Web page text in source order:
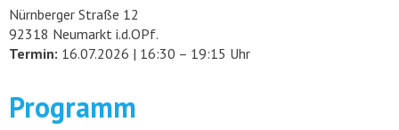
Nürnberger Straße 12
92318 Neumarkt i.d.OPf.
Termin: 16.07.2026 | 16:30 – 19:15 Uhr
Programm